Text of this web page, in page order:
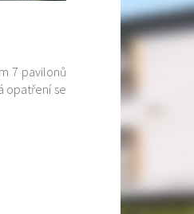
7 pavilonů
opatření se